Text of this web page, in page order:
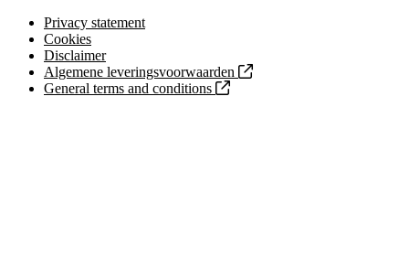
Privacy statement
Cookies
Disclaimer
Algemene leveringsvoorwaarden
General terms and conditions